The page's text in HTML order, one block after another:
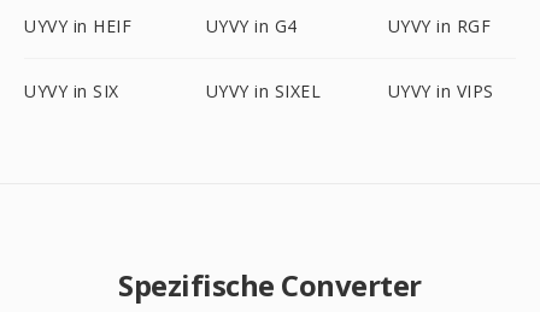
UYVY in HEIF UYVY in G4 UYVY in RGF
UYVY in SIX UYVY in SIXEL UYVY in VIPS
Spezifische Converter